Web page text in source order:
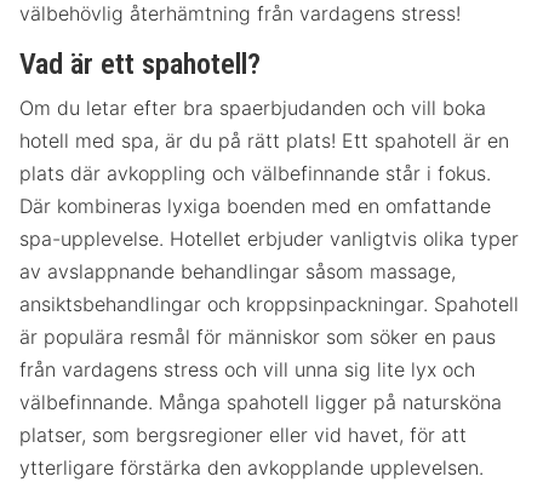
välbehövlig återhämtning från vardagens stress!
Vad är ett spahotell?
Om du letar efter bra spaerbjudanden och vill boka
hotell med spa, är du på rätt plats! Ett spahotell är en
plats där avkoppling och välbefinnande står i fokus.
Där kombineras lyxiga boenden med en omfattande
spa-upplevelse. Hotellet erbjuder vanligtvis olika typer
av avslappnande behandlingar såsom massage,
ansiktsbehandlingar och kroppsinpackningar. Spahotell
är populära resmål för människor som söker en paus
från vardagens stress och vill unna sig lite lyx och
välbefinnande. Många spahotell ligger på natursköna
platser, som bergsregioner eller vid havet, för att
ytterligare förstärka den avkopplande upplevelsen.